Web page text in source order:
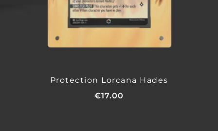
Protection Lorcana Hades
€17.00